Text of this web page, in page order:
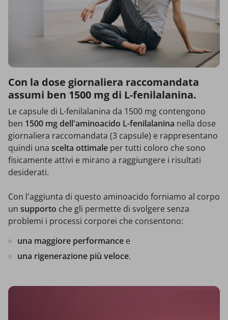
Con la dose giornaliera raccomandata
assumi ben 1500 mg di L-fenilalanina.
Le capsule di L-fenilalanina da 1500 mg contengono
ben 1500 mg dell'aminoacido L-fenilalanina nella dose
giornaliera raccomandata (3 capsule) e rappresentano
quindi una scelta ottimale per tutti coloro che sono
fisicamente attivi e mirano a raggiungere i risultati
desiderati.
Con l'aggiunta di questo aminoacido forniamo al corpo
un supporto che gli permette di svolgere senza
problemi i processi corporei che consentono:
una maggiore performance e
una rigenerazione più veloce.